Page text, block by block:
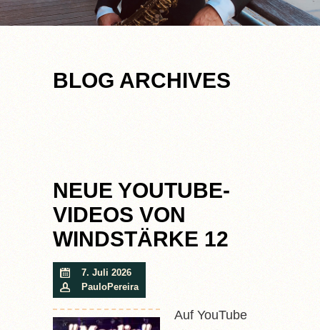
BLOG ARCHIVES
NEUE YOUTUBE-
VIDEOS VON
WINDSTÄRKE 12
7. Juli 2026
PauloPereira
Auf YouTube